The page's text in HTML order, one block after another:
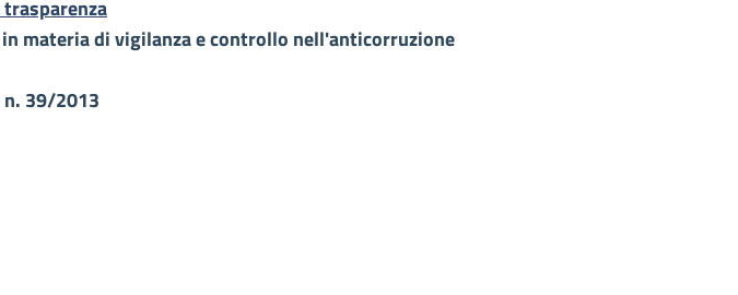
materia di vigilanza e controllo nell'anticorruzione
39/2013